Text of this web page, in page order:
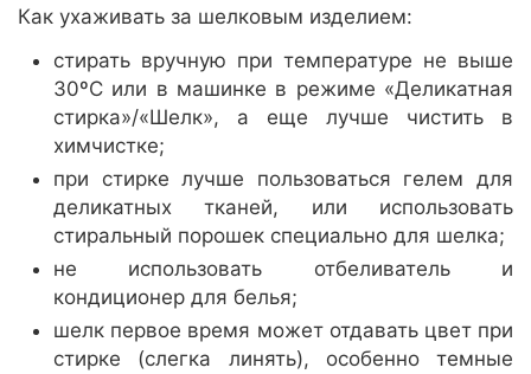
Как ухаживать за шелковым изделием:
стирать вручную при температуре не выше
30ºС или в машинке в режиме «Деликатная
стирка»/«Шелк», а еще лучше чистить в
химчистке;
при стирке лучше пользоваться гелем для
деликатных тканей, или использовать
стиральный порошек специально для шелка;
не использовать отбеливатель и
кондиционер для белья;
шелк первое время может отдавать цвет при
стирке (слегка линять), особенно темные